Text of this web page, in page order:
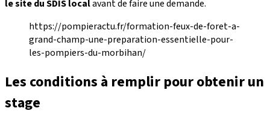
le site du SDIS localavant de faire une demande.
https://pompieractu.fr/formation-feux-de-foret-a-
grand-champ-une-preparation-essentielle-pour-
les-pompiers-du-morbihan/
Les conditions à remplir pour obtenir un
stage